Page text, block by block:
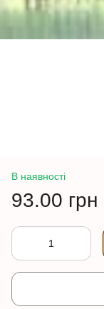
В наявності
93.00 грн